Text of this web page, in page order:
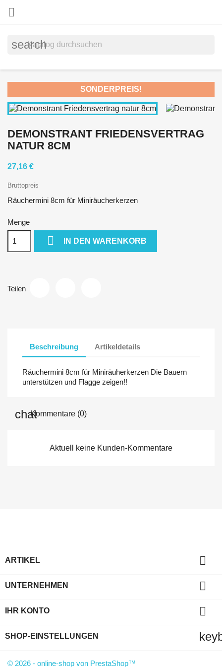

search
SONDERPREIS!
DEMONSTRANT FRIEDENSVERTRAG
NATUR 8CM
27,16 €
Bruttopreis
Räuchermini 8cm für Miniräucherkerzen
Menge
 IN DEN WARENKORB
Teilen
Beschreibung Artikeldetails
Räuchermini 8cm für Miniräuherkerzen Die Bauern
unterstützen und Flagge zeigen!!
Kommentare (0)
Aktuell keine Kunden-Kommentare
ARTIKEL 
UNTERNEHMEN 
IHR KONTO 
SHOP-EINSTELLUNGEN
© 2026 - online-shop von PrestaShop™